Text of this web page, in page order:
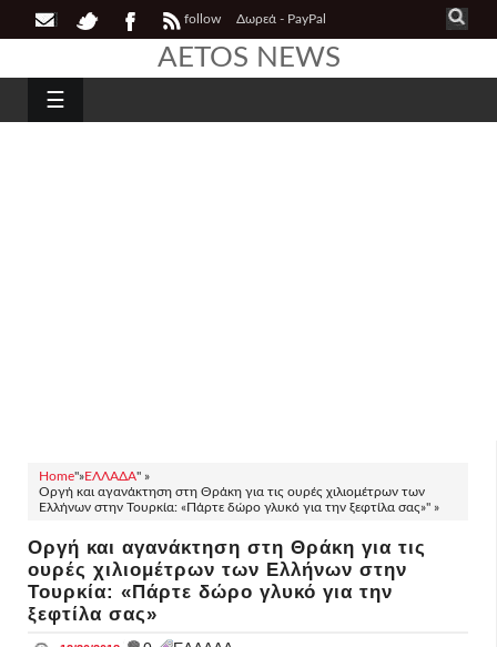
follow Δωρεά - PayPal
AETOS NEWS
☰
Home"»ΕΛΛΑΔΑ" »
Οργή και αγανάκτηση στη Θράκη για τις ουρές χιλιομέτρων των
Ελλήνων στην Τουρκία: «Πάρτε δώρο γλυκό για την ξεφτίλα σας»" »
Οργή και αγανάκτηση στη Θράκη για τις
ουρές χιλιομέτρων των Ελλήνων στην
Τουρκία: «Πάρτε δώρο γλυκό για την
ξεφτίλα σας»